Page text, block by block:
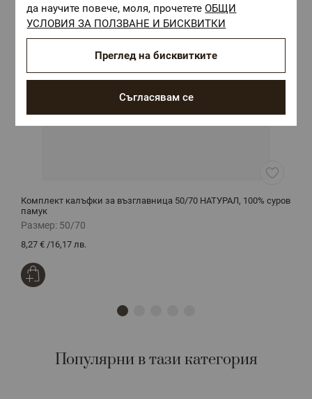
Комплект калъфки за възглавница 50/70 НАТУРАЛ, 100% суров
памук
Размер: 50/70
8,27 € /16,17 лв.
Популярни в тази категория
да научите повече, моля, прочететеОБЩИ
УСЛОВИЯ ЗА ПОЛЗВАНЕ И БИСКВИТКИ
Съгласявам се
Преглед на бисквитките